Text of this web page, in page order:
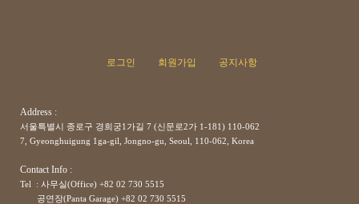
로그인 회원가입 공지사항
Address :
서울특별시 종로구 경희궁1가길 7 (신문로2가 1-181) 110-062
7, Gyeonghuigung 1ga-gil, Jongno-gu, Seoul, 110-062, Korea
Contact Info :
Tel : 사무실(Office) +82 02 730 5515
공연장(Panta Garage) +82 02 730 5515